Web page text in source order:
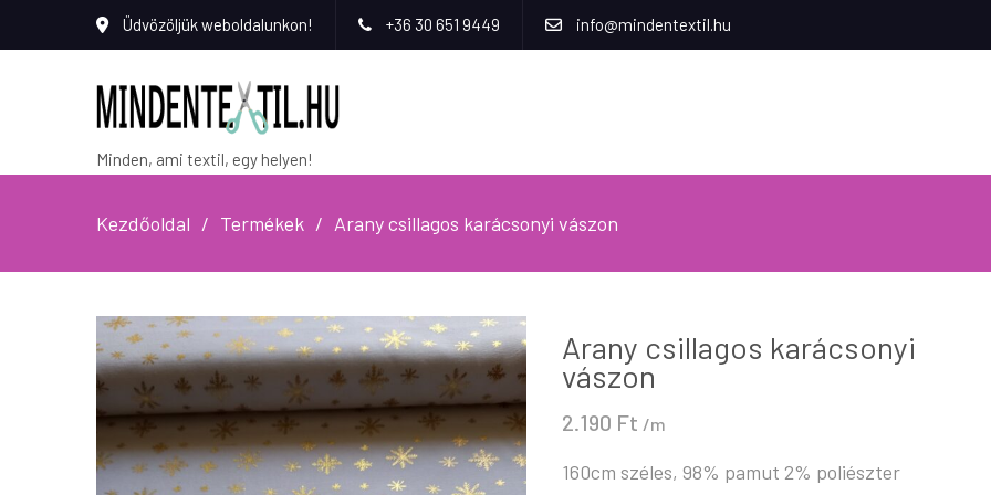
Üdvözöljük weboldalunkon! +36 30 651 9449 info@mindentextil.hu
Minden, ami textil, egy helyen!
Kezdőoldal Termékek Arany csillagos karácsonyi vászon
Arany csillagos karácsonyi
vászon
2.190 Ft /m
160cm széles, 98% pamut 2% poliészter